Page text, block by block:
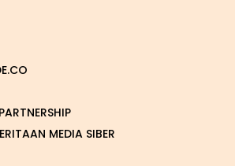
MEDIA SIBER